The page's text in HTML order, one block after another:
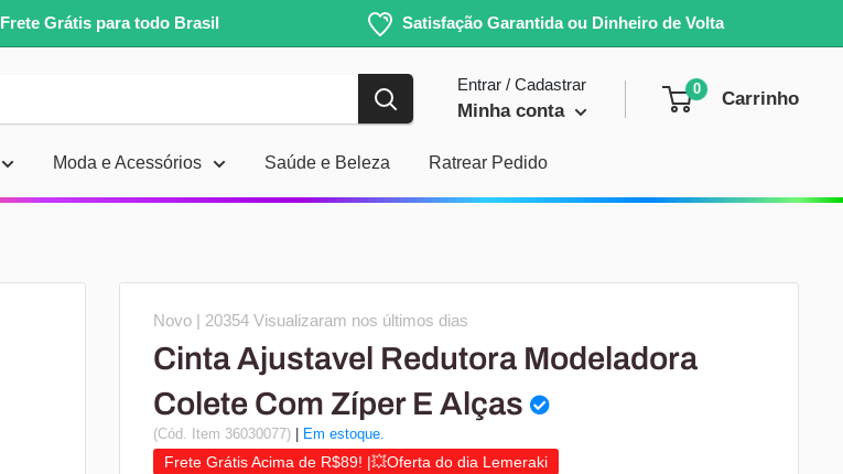
Frete Grátis para todo Brasil Satisfação Garantida ou Dinheiro de Volta
Entrar / Cadastrar
Minha conta
0 Carrinho
Moda e Acessórios Saúde e Beleza Ratrear Pedido
Novo | 20354 Visualizaram nos últimos dias
Cinta Ajustavel Redutora Modeladora
Colete Com Zíper E Alças
(Cód. Item 36030077) Em estoque.
Frete Grátis Acima de R$89! |💥Oferta do dia Lemeraki